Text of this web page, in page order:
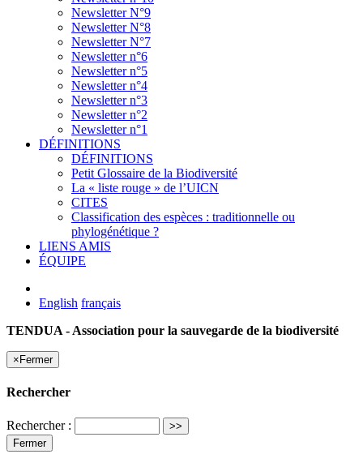
Newsletter N°9
Newsletter N°8
Newsletter N°7
Newsletter n°6
Newsletter n°5
Newsletter n°4
Newsletter n°3
Newsletter n°2
Newsletter n°1
DÉFINITIONS
DÉFINITIONS
Petit Glossaire de la Biodiversité
La « liste rouge » de l’UICN
CITES
Classification des espèces : traditionnelle ou
phylogénétique ?
LIENS AMIS
ÉQUIPE
English français
TENDUA - Association pour la sauvegarde de la biodiversité
× Fermer
Rechercher
Rechercher :
Fermer